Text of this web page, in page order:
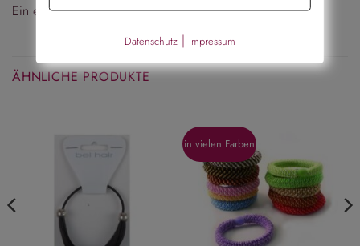
Ein edles Zopfgummi mit einer zusätzlichen Schleife.
ÄHNLICHE PRODUKTE
in vielen Farben
Datenschutz| Impressum